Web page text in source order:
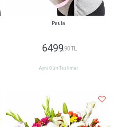
Paula
6499,90 TL
Aynı Gün Teslimat